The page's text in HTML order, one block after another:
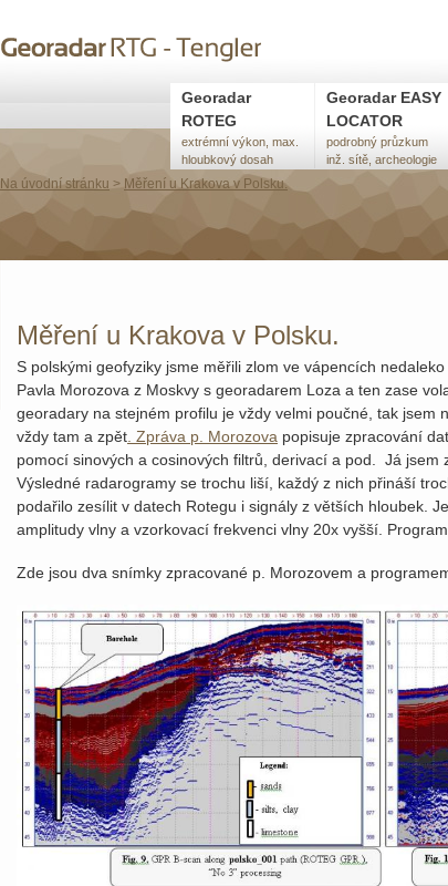
obsahu
Georadar
ROTEG
extrémní výkon, max.
hloubkový dosah
Georadar EASY
LOCATOR
podrobný průzkum
inž. sítě, archeologie
Na úvodní stránku > Měření u Krakova v Polsku.
Měření u Krakova v Polsku.
S polskými geofyziky jsme měřili zlom ve vápencích
Pavla Morozova z Moskvy s georadarem Loza a ten zase
georadary na stejném profilu je vždy velmi poučné, tak jsem
vždy tam a zpět . Zpráva p. Morozova popisuje zpracování
pomocí sinových a cosinových filtrů, derivací a pod. Já
Výsledné radarogramy se trochu liší, každý z nich přináší
podařilo zesílit v datech Rotegu i signály z větších hloubek.
amplitudy vlny a vzorkovací frekvenci vlny 20x vyšší.
Zde jsou dva snímky zpracované p. Morozovem a